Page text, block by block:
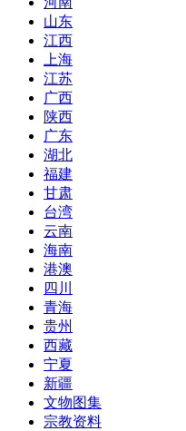
山东
江西
上海
江苏
广西
陕西
广东
湖北
福建
甘肃
台湾
云南
海南
港澳
四川
青海
贵州
西藏
宁夏
新疆
文物图集
宗教资料